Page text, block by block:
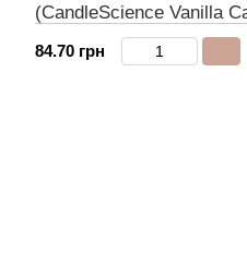
(CandleScience Vanilla
84.70 грн